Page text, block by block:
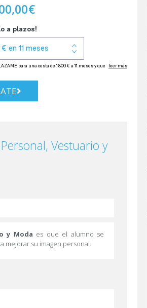
€
Vestuario y
y Moda es que el alumno se
mejorar su imagen personal.